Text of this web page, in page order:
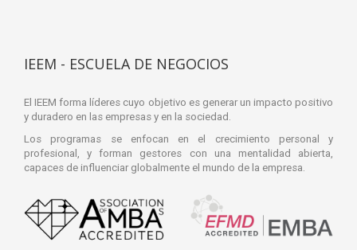
IEEM - ESCUELA DE NEGOCIOS
El IEEM forma líderes cuyo objetivo es generar un impacto positivo
y duradero en las empresas y en la sociedad.
Los programas se enfocan en el crecimiento personal y
profesional, y forman gestores con una mentalidad abierta,
capaces de influenciar globalmente el mundo de la empresa.